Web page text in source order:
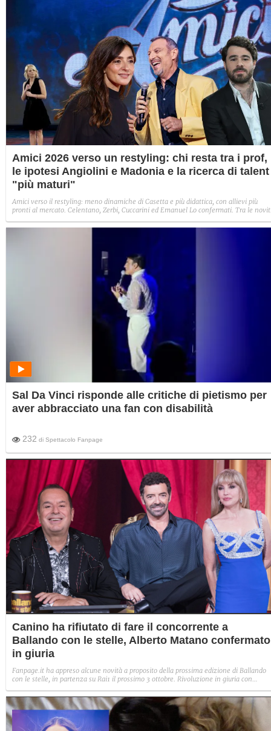
Amici 2026 verso un restyling: chi resta tra i prof,
le ipotesi Angiolini e Madonia e la ricerca di talent
"più maturi"
Amici verso il restyling: meno dinamiche di Casetta e più didattica, con allievi più
pronti al mercato. Celentano, Zerbi, Cuccarini ed Emanuel Lo confermati. Tra le
Peparini e Madonia. Pettinelli verso la Rai.
Sal Da Vinci risponde alle critiche di pietismo per
aver abbracciato una fan con disabilità
232 di Spettacolo Fanpage
Canino ha rifiutato di fare il concorrente a
Ballando con le stelle, Alberto Matano confermato
in giuria
Fanpage.it ha appreso alcune novità a proposito della prossima edizione di Ballando
con le stelle, in partenza su Rai1 il prossimo 3 ottobre. Rivoluzione in giuria con
Proposto il ruolo di concorrente a Fabio Canino, che ha però rifiutato. Pioggia di
candidature arrivate a Milly Carlucci per i ruoli da giurato ancora liberi.